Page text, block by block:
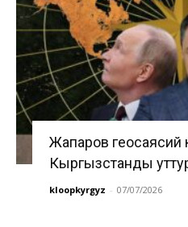
Жапаров геосаясий
Кыргызстанды
kloopkyrgyz - 07/07/2026